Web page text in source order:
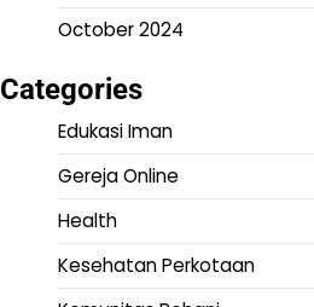
October 2024
Categories
Edukasi Iman
Gereja Online
Health
Kesehatan Perkotaan